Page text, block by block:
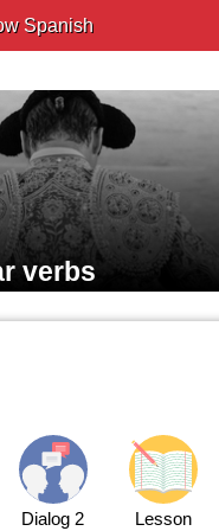
Spanish
verbs
Dialog 2 Lesson